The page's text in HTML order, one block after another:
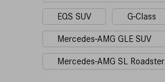
EQS SUV
G-Class
Mercedes-AMG GLE SUV
Mercedes-AMG SL Roadster